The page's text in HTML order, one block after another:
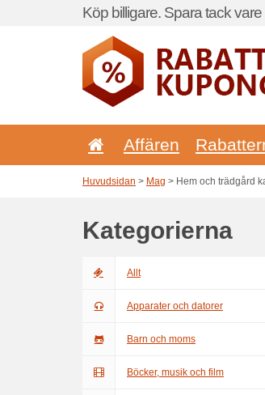
Köp billigare. Spara tack
Affären
Huvudsidan > Mag > Hem och trädgård
Kategorierna
Allt
Apparater och datorer
Barn och moms
Böcker, musik och film